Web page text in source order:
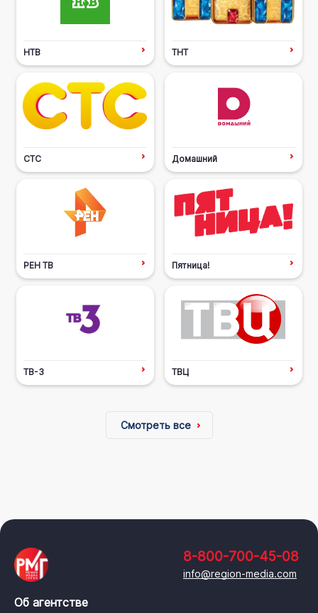
НТВ ТНТ
СТС Домашний
РЕН ТВ Пятница!
ТВ-3 ТВЦ
Смотреть все
8-800-700-45-08
info@region-media.com
Об агентстве